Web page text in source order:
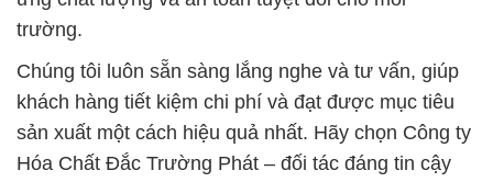
trường.
Chúng tôi luôn sẵn sàng lắng nghe và tư vấn, giúp
khách hàng tiết kiệm chi phí và đạt được mục tiêu
sản xuất một cách hiệu quả nhất. Hãy chọn Công ty
Hóa Chất Đắc Trường Phát – đối tác đáng tin cậy